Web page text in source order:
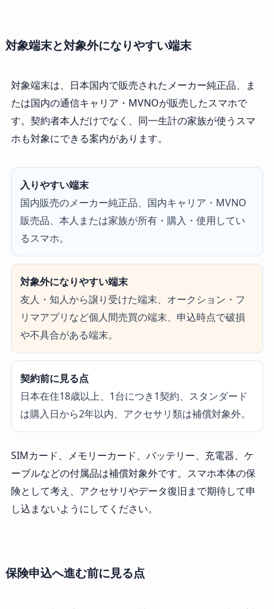
対象端末と対象外になりやすい端末
対象端末は、日本国内で販売されたメーカー純正品、ま
たは国内の通信キャリア・MVNOが販売したスマホで
す。契約者本人だけでなく、同一生計の家族が使うスマ
ホも対象にできる案内があります。
入りやすい端末
国内販売のメーカー純正品、国内キャリア・MVNO
販売品、本人または家族が所有・購入・使用してい
るスマホ。
対象外になりやすい端末
友人・知人から譲り受けた端末、オークション・フ
リマアプリなど個人間売買の端末、申込時点で破損
や不具合がある端末。
契約前に見る点
日本在住18歳以上、1台につき1契約、スタンダード
は購入日から2年以内、アクセサリ類は補償対象外。
SIMカード、メモリーカード、バッテリー、充電器、ケ
ーブルなどの付属品は補償対象外です。スマホ本体の保
険として考え、アクセサリやデータ復旧まで期待して申
し込まないようにしてください。
保険申込へ進む前に見る点